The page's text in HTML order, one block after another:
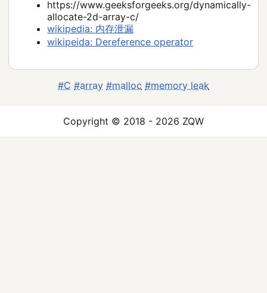
https://www.geeksforgeeks.org/dynamically-
allocate-2d-array-c/
wikipedia: 内存泄漏
wikipeida: Dereference operator
#C #array #malloc #memory leak
Copyright © 2018 - 2026 ZQW